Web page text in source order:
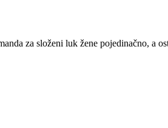
za složeni luk žene pojedinačno, a